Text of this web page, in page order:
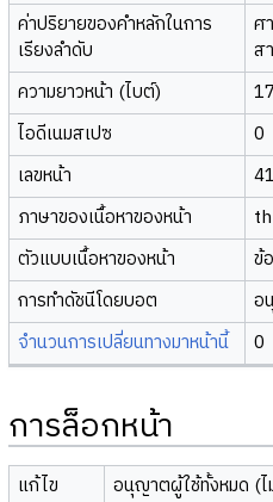
ค่าปริยายของคำหลักในการ
เรียงลำดับ
ศ
ส
ความยาวหน้า (ไบต์)
ไอดีเนมสเปซ
0
เลขหน้า
ภาษาของเนื้อหาของหน้า
ตัวแบบเนื้อหาของหน้า
ข้
การทำดัชนีโดยบอต
อ
จำนวนการเปลี่ยนทางมาหน้านี้
0
การล็อกหน้า
แก้ไข
อนุญาตผู้ใช้ทั้งหมด (ไ